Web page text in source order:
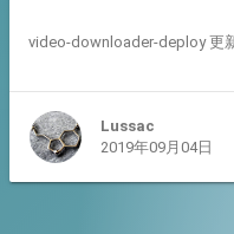
video-downloader-deploy
Lussac
2019年09月04日